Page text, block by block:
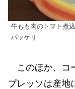
牛もも肉のトマト煮
パッケリ
このほか、コ
プレッソは産地